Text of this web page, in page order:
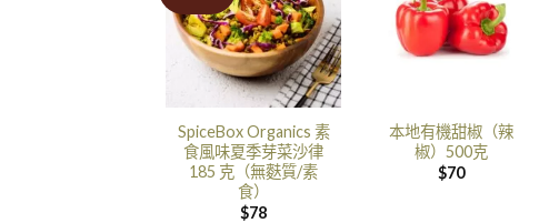
SpiceBox Organics 素
食風味夏季芽菜沙律
185 克（無麩質/素
食）
$78
本地有機甜椒（辣
椒）500克
$70